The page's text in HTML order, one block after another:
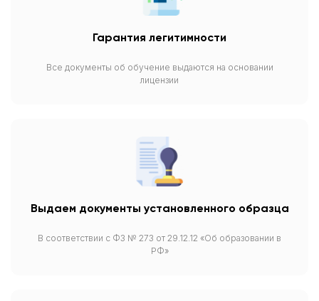
Гарантия легитимности
Все документы об обучение выдаются на основании
лицензии
Выдаем документы установленного образца
В соответствии с ФЗ № 273 от 29.12.12 «Об образовании в
РФ»